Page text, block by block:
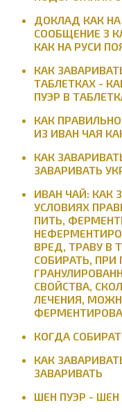
ДОКЛАД КАК
СООБЩЕНИЕ 3
КАК НА РУСИ
КАК
ТАБЛЕТКАХ -
ПУЭР В
КАК
ИЗ ИВАН ЧАЯ
КАК
ЗАВАРИВАТЬ
ИВАН ЧАЙ: КАК
УСЛОВИЯХ
ПИТЬ,
ВРЕД, ТРАВУ В
СОБИРАТЬ, ПРИ
СВОЙСТВА,
ЛЕЧЕНИЯ,
КОГДА
КАК
ЗАВАРИВАТЬ
ШЕН ПУЭР - ШЕН